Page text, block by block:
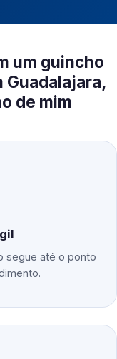
um guincho
Guadalajara,
de mim
segue até o ponto